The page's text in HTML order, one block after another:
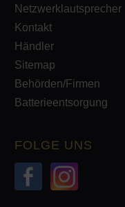
Netzwerklautsprecher
Kontakt
Händler
Sitemap
Behörden/Firmen
Batterieentsorgung
FOLGE UNS